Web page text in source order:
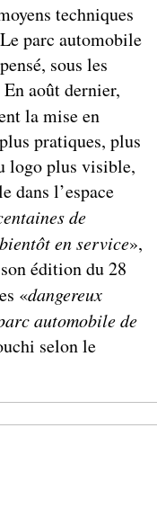
techniques
parc automobile
sous les
août dernier,
la mise en
pratiques, plus
logo plus visible,
dans l’espace
de
en service»,
édition du 28
«dangereux
automobile de
selon le